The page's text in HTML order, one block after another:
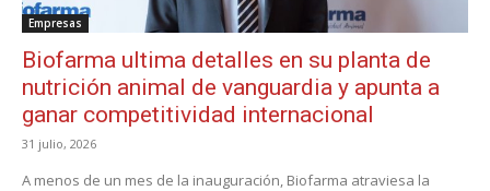
Empresas
Biofarma ultima detalles en su planta de
nutrición animal de vanguardia y apunta a
ganar competitividad internacional
31 julio, 2026
A menos de un mes de la inauguración, Biofarma atraviesa la